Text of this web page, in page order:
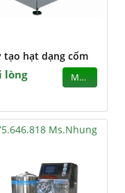
tạo hạt dạng cốm
lòng
MUA
Ms.Nhung